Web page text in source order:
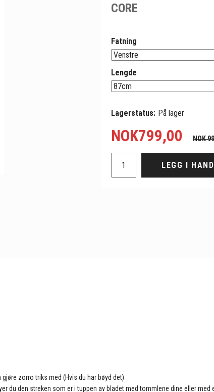
CORE
Fatning
Lengde
Lagerstatus: På lager
NOK799,00 NOK
LEGG I
zorro triks med (Hvis du har bøyd det)
du den streken som er i tuppen av bladet med tommlene dine eller